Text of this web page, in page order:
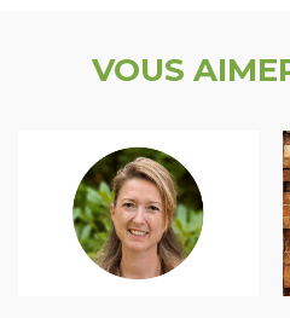
VOUS